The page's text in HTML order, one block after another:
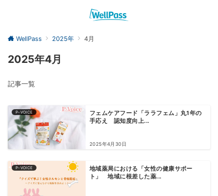
WellPass 2025年 4月
2025年4月
記事一覧
P-VOICE
フェムケアフード「ララフェム」丸1年の
手応え 認知度向上...
2025年4月30日
P-VOICE
地域薬局における「女性の健康サポー
ト」 地域に根差した薬...